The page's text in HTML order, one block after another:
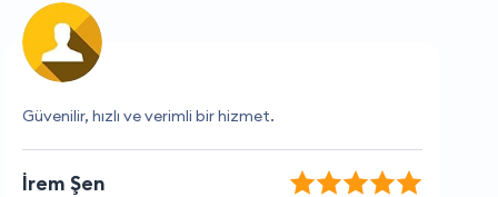
Her zaman güvenilir ve hızlılar
Zeliha Durmaz